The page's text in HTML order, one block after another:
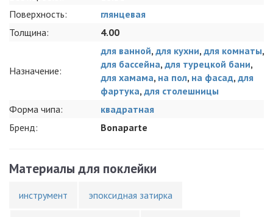
Поверхность:
глянцевая
Толщина:
4.00
Назначение:
для ванной, для кухни, для комнаты,
для бассейна, для турецкой бани,
для хамама, на пол, на фасад, для
фартука, для столешницы
Форма чипа:
квадратная
Бренд:
Bonaparte
Материалы для поклейки
инструмент эпоксидная затирка